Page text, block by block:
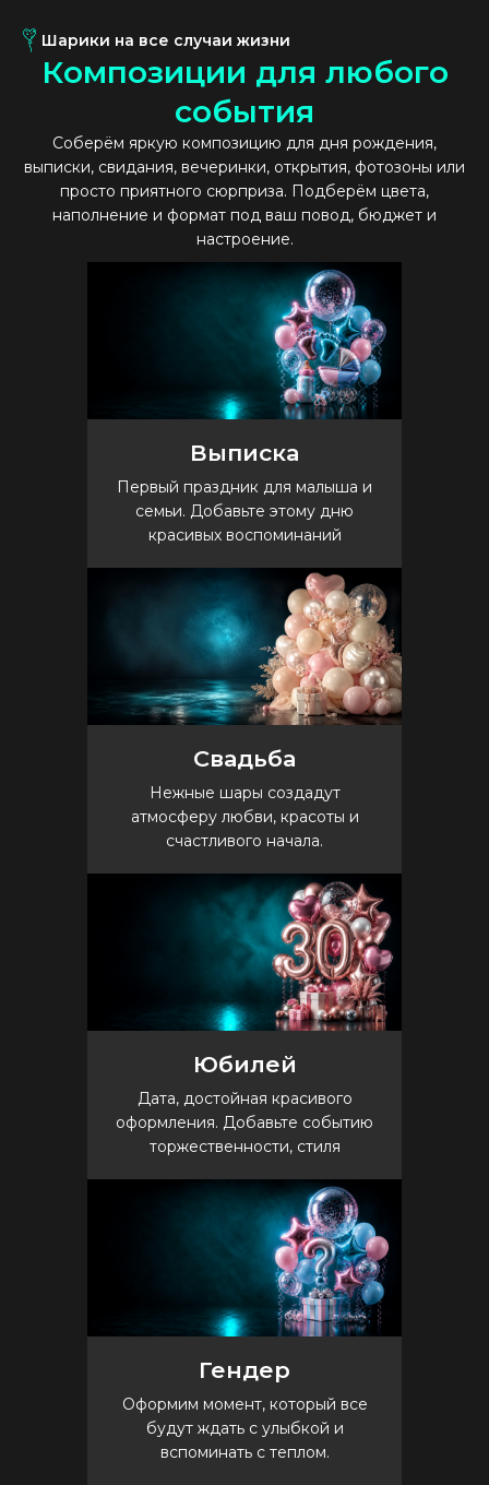
Шарики на все случаи жизни
Композиции для любого
события
Соберём яркую композицию для дня рождения,
выписки, свидания, вечеринки, открытия, фотозоны или
просто приятного сюрприза. Подберём цвета,
наполнение и формат под ваш повод, бюджет и
настроение.
Выписка
Первый праздник для малыша и
семьи. Добавьте этому дню
красивых воспоминаний
Свадьба
Нежные шары создадут
атмосферу любви, красоты и
счастливого начала.
Юбилей
Дата, достойная красивого
оформления. Добавьте событию
торжественности, стиля
Гендер
Оформим момент, который все
будут ждать с улыбкой и
вспоминать с теплом.